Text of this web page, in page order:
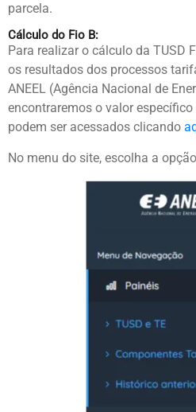
parcela.
Cálculo do Fio B:
Para realizar o cálculo da TUSD
os resultados dos processos
ANEEL (Agência Nacional de
encontraremos o valor
podem ser acessados clicando
No menu do site, escolha a